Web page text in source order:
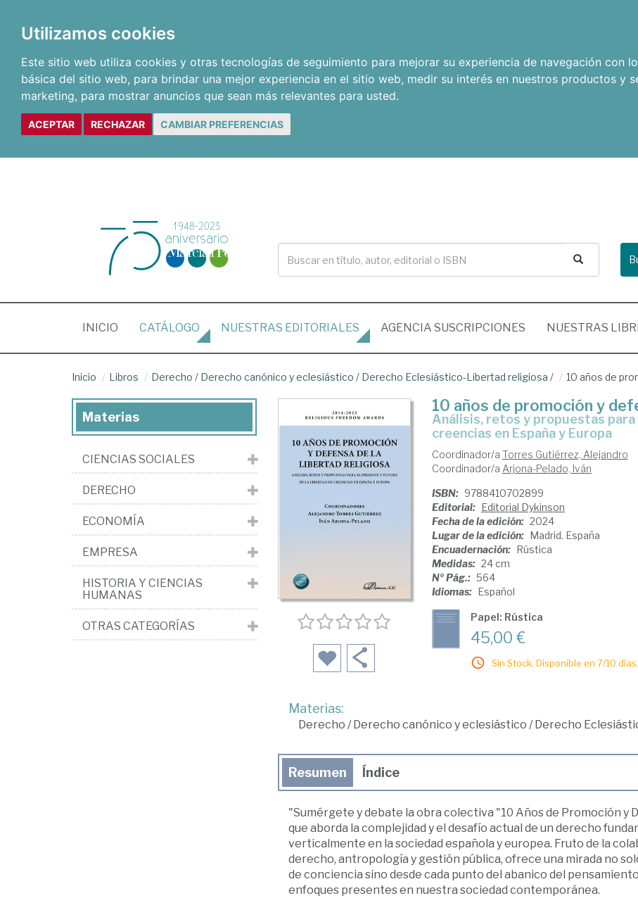
Utilizamos cookies
Este sitio web utiliza cookies y otras tecnologías de seguimiento para mejorar su experiencia de navegación con
básica del sitio web, para brindar una mejor experiencia en el sitio web, medir su interés en nuestros productos y
marketing, para mostrar anuncios que sean más relevantes para usted.
ACEPTAR RECHAZAR CAMBIAR PREFERENCIAS
INICIO (CURRENT)
CATÁLOGO NUESTRAS EDITORIALES AGENCIA SUSCRIPCIONES NUESTRAS
Inicio Libros Derecho / Derecho canónico y eclesiástico / Derecho Eclesiástico-Libertad religiosa / 10 años de
10 años de promoción y
Análisis, retos y propuestas para el presente y futuro de la libertad de
creencias en España y Europa
Coordinador/a Torres Gutiérrez, Alejandro
Coordinador/a Arjona-Pelado, Iván
ISBN: 9788410702899
Editorial: Editorial Dykinson
Fecha de la edición: 2024
Lugar de la edición: Madrid. España
Encuadernación: Rústica
Medidas: 24 cm
Nº Pág.: 564
Idiomas: Español
Papel: Rústica
45,00 €
Sin Stock. Disponible en 7/10 días.
Materias:
Derecho /Derecho canónico y eclesiástico /Derecho
Resumen Índice
"Sumérgete y debate la obra colectiva "10 Años de Promoción y
que aborda la complejidad y el desafío actual de un derecho
verticalmente en la sociedad española y europea. Fruto de la
derecho, antropología y gestión pública, ofrece una mirada no
de conciencia sino desde cada punto del abanico del
enfoques presentes en nuestra sociedad contemporánea.
Materias
CIENCIAS SOCIALES
DERECHO
ECONOMÍA
EMPRESA
HISTORIA Y CIENCIAS
HUMANAS
OTRAS CATEGORÍAS